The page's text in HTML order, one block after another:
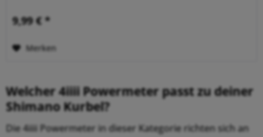
9,99 € *
Merken
Welcher 4iiii Powermeter passt zu deiner
Shimano Kurbel?
Die 4iiii Powermeter in dieser Kategorie richten sich an